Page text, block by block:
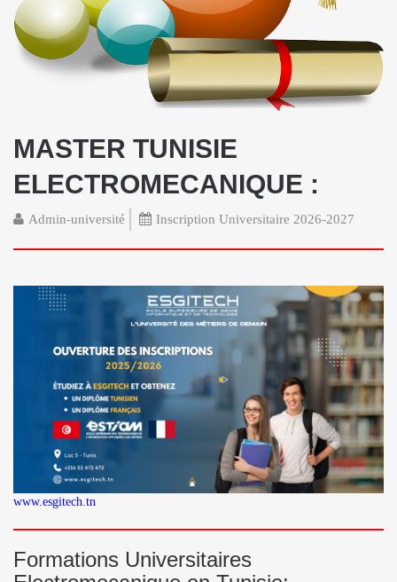
MASTER TUNISIE
ELECTROMECANIQUE :
Admin-université Inscription Universitaire 2026-2027
www.esgitech.tn
Formations Universitaires